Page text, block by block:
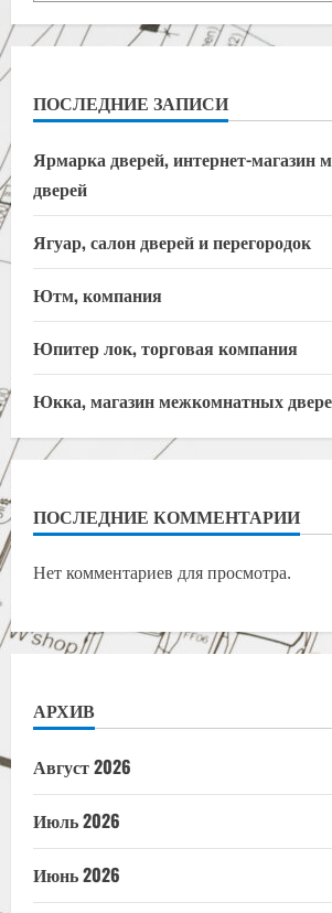
ПОСЛЕДНИЕ ЗАПИСИ
Ярмарка дверей, интернет-магазин
дверей
Ягуар, салон дверей и перегородок
Ютм, компания
Юпитер лок, торговая компания
Юкка, магазин межкомнатных
ПОСЛЕДНИЕ КОММЕНТАРИИ
Нет комментариев для просмотра.
АРХИВ
Август 2026
Июль 2026
Июнь 2026